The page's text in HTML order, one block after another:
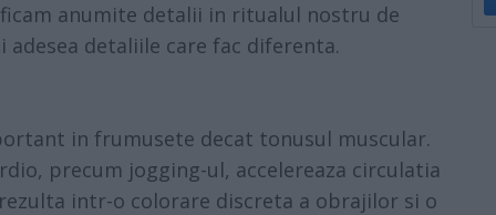
anumite detalii in ritualul nostru de
detaliile care fac diferenta.
in frumusete decat tonusul muscular.
precum jogging-ul, accelereaza circulatia
intr-o colorare discreta a obrajilor si o